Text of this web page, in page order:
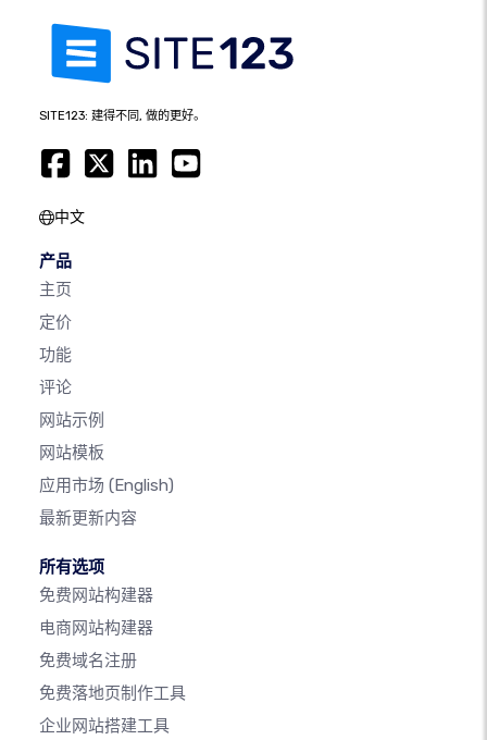
SITE123: 建得不同, 做的更好。
中文
产品
主页
定价
功能
评论
网站示例
网站模板
应用市场 (English)
最新更新内容
所有选项
免费网站构建器
电商网站构建器
免费域名注册
免费落地页制作工具
企业网站搭建工具